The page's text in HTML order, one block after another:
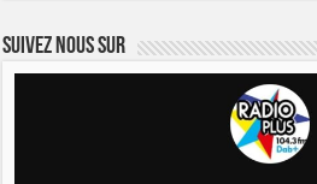
Suivez nous sur